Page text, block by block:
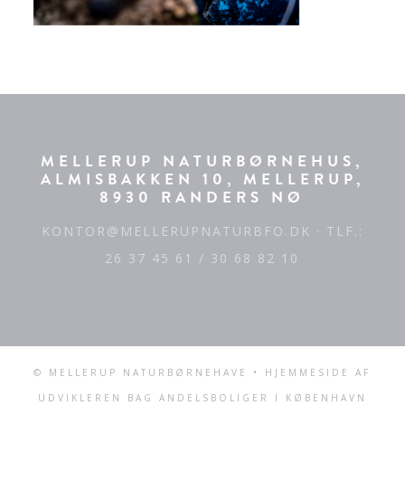
MELLERUP NATURBØRNEHUS,
ALMISBAKKEN 10, MELLERUP,
8930 RANDERS NØ
KONTOR@MELLERUPNATURBFO.DK · TLF.:
26 37 45 61 / 30 68 82 10
© MELLERUP NATURBØRNEHAVE • HJEMMESIDE AF
UDVIKLEREN BAG ANDELSBOLIGER I KØBENHAVN